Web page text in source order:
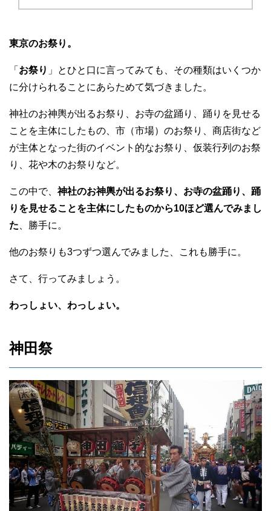
東京のお祭り。
「 お祭り 」とひと口に言ってみても、その種類はいくつか
に分けられることにあらためて気づきました。
神社のお神輿が出るお祭り、お寺の盆踊り、踊りを見せる
ことを主体にしたもの、市（市場）のお祭り、商店街など
が主体となった街のイベント的なお祭り、仮装行列のお祭
り、花や木のお祭りなど。
この中で、神社のお神輿が出るお祭り、お寺の盆踊り、踊
りを見せることを主体にしたものから10ほど選んでみまし
た 、勝手に。
他のお祭りも3つずつ選んでみました、これも勝手に。
さて、行ってみましょう。
わっしょい、わっしょい。
神田祭